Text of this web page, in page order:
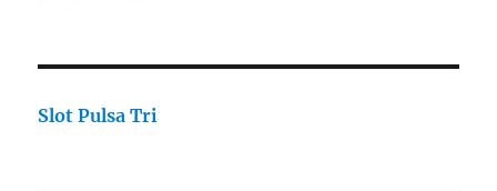
Slot Pulsa Tri